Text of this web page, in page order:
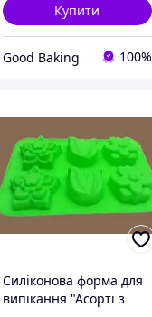
Купити
Good Baking 100%
Силіконова форма для
випікання "Асорті з